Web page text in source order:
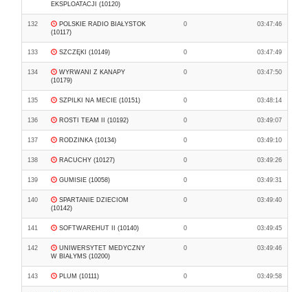
EKSPLOATACJI (10120)
132
POLSKIE RADIO BIAŁYSTOK
(10117)
0 03:47:46
133 SZCZĘKI (10149) 0 03:47:49
134
WYRWANI Z KANAPY
(10179)
0 03:47:50
135 SZPILKI NA MECIE (10151) 0 03:48:14
136 ROSTI TEAM II (10192) 0 03:49:07
137 RODZINKA (10134) 0 03:49:10
138 RACUCHY (10127) 0 03:49:26
139 GUMISIE (10058) 0 03:49:31
140
SPARTANIE DZIECIOM
(10142)
0 03:49:40
141 SOFTWAREHUT II (10140) 0 03:49:45
142
UNIWERSYTET MEDYCZNY
W BIAŁYMS (10200)
0 03:49:46
143 PLUM (10111) 0 03:49:58